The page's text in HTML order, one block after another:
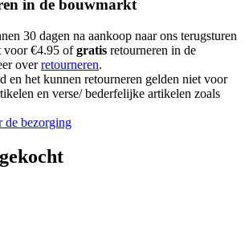
in de bouwmarkt
30 dagen na aankoop naar ons terugsturen
voor €4.95 ofgratis retourneren in de
overretourneren.
en het kunnen retourneren gelden niet voor
en verse/ bederfelijke artikelen zoals
de bezorging